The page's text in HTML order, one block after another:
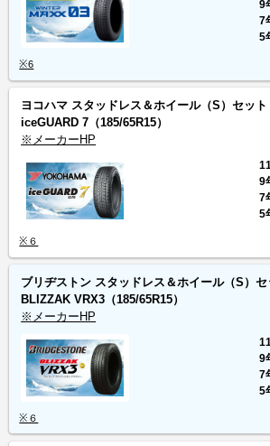
※6
9
7
5
ヨコハマ スタッドレス＆ホイール（S）セット
iceGUARD 7 （185/65R15）
※メーカーHP
※６
9
7
5
ブリヂストン スタッドレス＆ホイール（S）セ
BLIZZAK VRX3 （185/65R15）
※メーカーHP
※６
9
7
5